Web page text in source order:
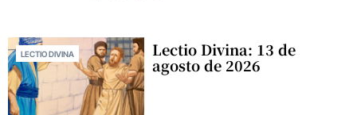
LECTIO DIVINA Lectio Divina: 13 de
agosto de 2026